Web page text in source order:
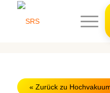
« Zurück zu